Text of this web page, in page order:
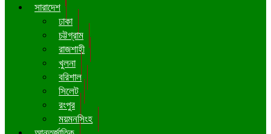
সারাদেশ
ঢাকা
চট্টগ্রাম
রাজশাহী
খুলনা
বরিশাল
সিলেট
রংপুর
ময়মনসিংহ